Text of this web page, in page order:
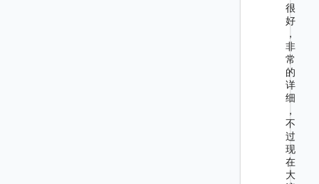
很
好
，
非
常
的
详
细
，
不
过
现
在
大